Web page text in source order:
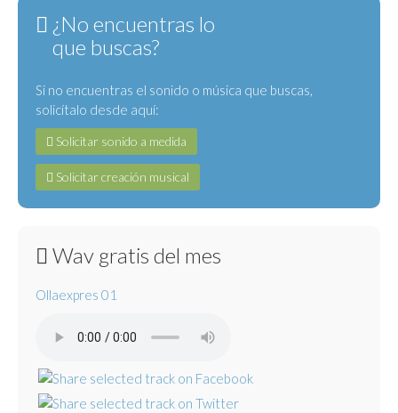
¿No encuentras lo
que buscas?
Si no encuentras el sonido o música que buscas,
solicítalo desde aquí:
Solicitar sonido a medida
Solicitar creación musical
Wav gratis del mes
Ollaexpres 01